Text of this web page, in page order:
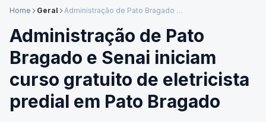
Home arrow_forward_ios Geral arrow_forward_ios Administração de Pato Bragado e Senai iniciam curso gratuito de eletricista predial em Pato Bragado
Administração de Pato
Bragado e Senai iniciam
curso gratuito de eletricista
predial em Pato Bragado